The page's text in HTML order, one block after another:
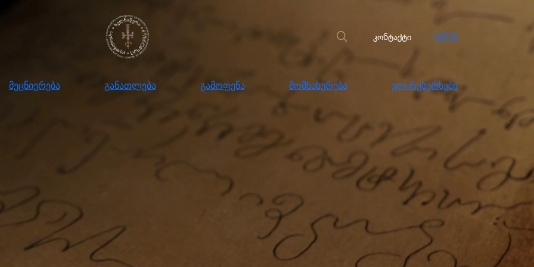
კონტაქტი GEEN
მეცნიერება განათლება გამოფენა მომსახურება ელ.რესურსები
განათლება მომსახურება